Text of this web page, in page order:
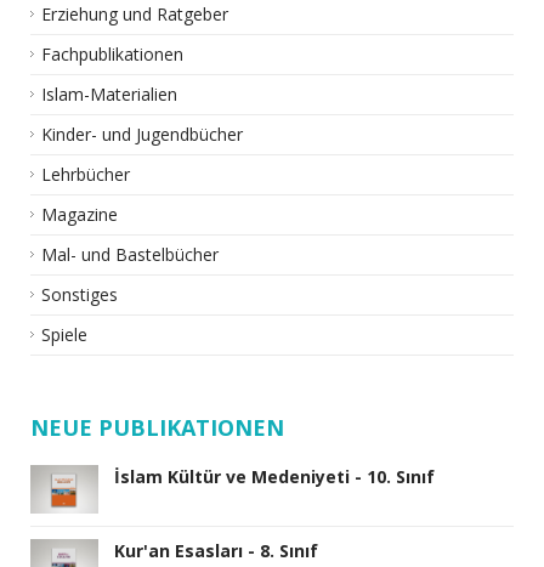
Erziehung und Ratgeber
Fachpublikationen
Islam-Materialien
Kinder- und Jugendbücher
Lehrbücher
Magazine
Mal- und Bastelbücher
Sonstiges
Spiele
NEUE PUBLIKATIONEN
İslam Kültür ve Medeniyeti - 10. Sınıf
Kur'an Esasları - 8. Sınıf